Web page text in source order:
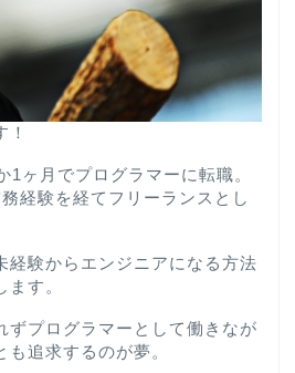
1ヶ月でプログラマーに転職。
経験を経てフリーランスとし
経験からエンジニアになる方法
す。
ずプログラマーとして働きなが
追求するのが夢。